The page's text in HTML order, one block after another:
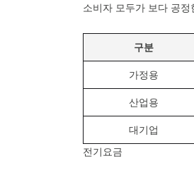
소비자 모두가 보다 공
구분
가정용
산업용
대기업
전기요금